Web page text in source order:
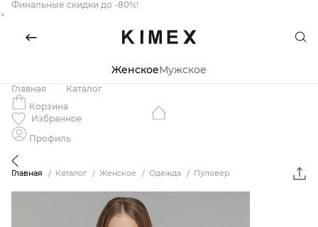
Финальные скидки до -80%!
×
ЖенскоеМужское
Главная
Каталог
Корзина
Избранное
Профиль
Главная Каталог Женское Одежда Пуловер